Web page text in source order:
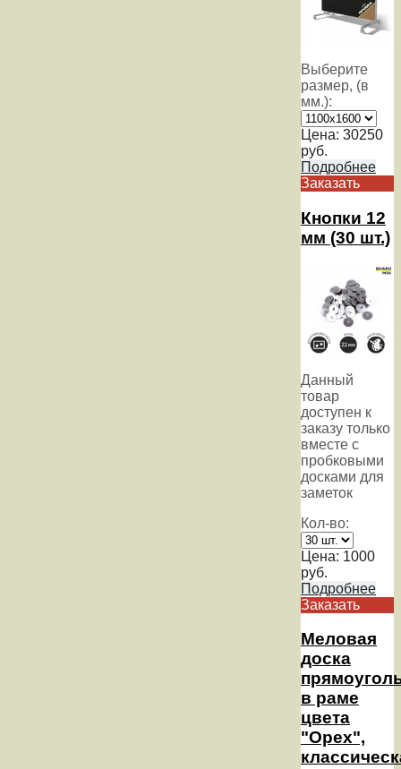
Выберите
размер, (в
мм.):
Цена: 30250
руб.
Подробнее
Заказать
Кнопки 12
мм (30 шт.)
Данный
товар
доступен к
заказу только
вместе с
пробковыми
досками для
заметок
Кол-во:
Цена: 1000
руб.
Подробнее
Заказать
Меловая
доска
в раме
цвета
"Орех",